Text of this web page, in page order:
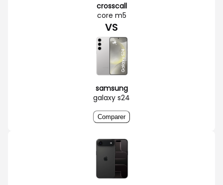
crosscall
core m5
VS
samsung
galaxy s24
Comparer